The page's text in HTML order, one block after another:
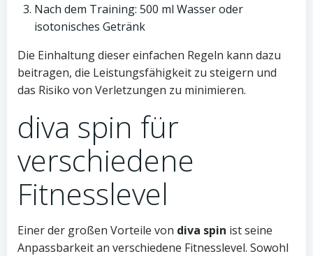
Nach dem Training: 500 ml Wasser oder
isotonisches Getränk
Die Einhaltung dieser einfachen Regeln kann dazu
beitragen, die Leistungsfähigkeit zu steigern und
das Risiko von Verletzungen zu minimieren.
diva spin für
verschiedene
Fitnesslevel
Einer der großen Vorteile von diva spin ist seine
Anpassbarkeit an verschiedene Fitnesslevel. Sowohl